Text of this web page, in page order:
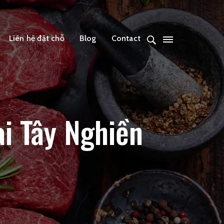
Liên hệ đặt chỗ Blog Contact
Tây Nghiền